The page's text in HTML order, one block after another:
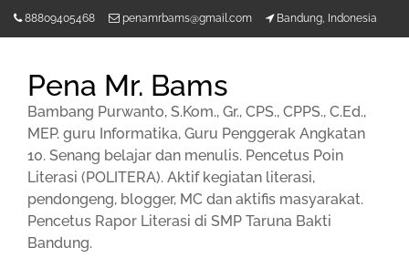
88809405468 penamrbams@gmail.com Bandung, Indonesia
Pena Mr. Bams
Bambang Purwanto, S.Kom., Gr., CPS., CPPS., C.Ed.,
MEP. guru Informatika, Guru Penggerak Angkatan
10. Senang belajar dan menulis. Pencetus Poin
Literasi (POLITERA). Aktif kegiatan literasi,
pendongeng, blogger, MC dan aktifis masyarakat.
Pencetus Rapor Literasi di SMP Taruna Bakti
Bandung.